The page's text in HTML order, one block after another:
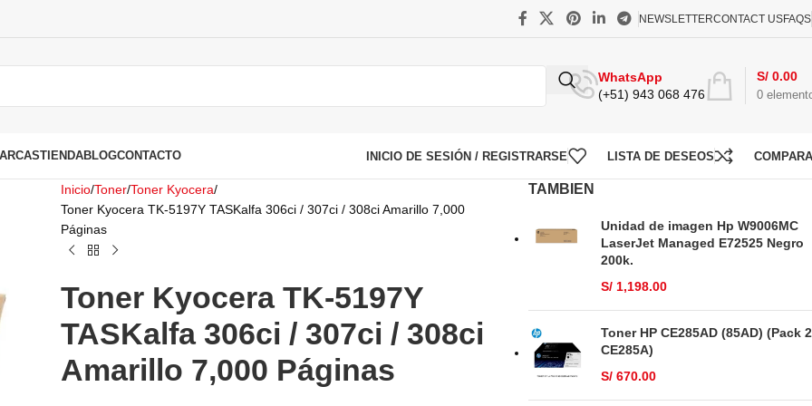
NEWSLETTERCONTACT USFAQS
WhatsApp
(+51) 943 068 476
0
S/ 0.00
TIENDABLOGCONTACTO INICIO DE SESIÓN / REGISTRARSE LISTA DE DESEOS
Inicio Toner Toner Kyocera
Toner Kyocera TK-5197Y TASKalfa 306ci / 307ci / 308ci Amarillo 7,000
Páginas
Toner Kyocera TK-5197Y
TASKalfa 306ci / 307ci / 308ci
Amarillo 7,000 Páginas
TAMBIEN
Unidad de imagen Hp W9006MC
LaserJet Managed E72525 Negro
200k.
S/1,198.00
Toner HP CE285AD (85AD) (Pack 2
CE285A)
S/670.00